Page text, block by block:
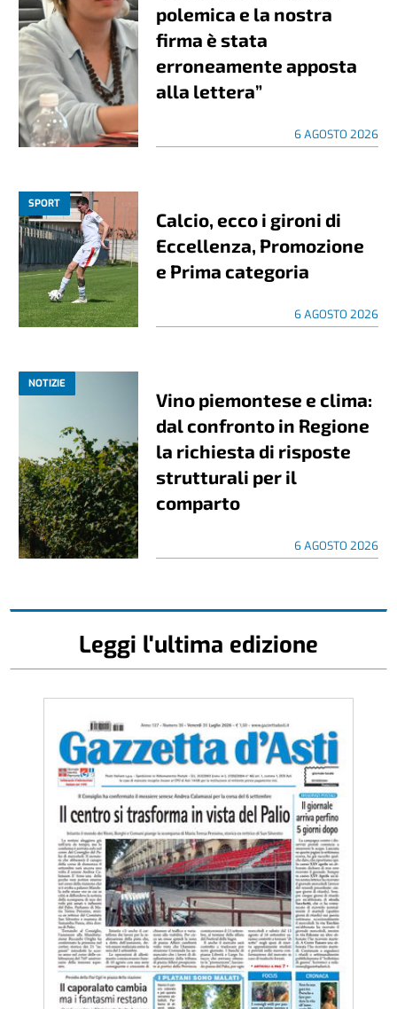
polemica e la nostra
firma è stata
erroneamente apposta
alla lettera”
6 AGOSTO 2026
SPORT
Calcio, ecco i gironi di
Eccellenza, Promozione
e Prima categoria
6 AGOSTO 2026
NOTIZIE
Vino piemontese e clima:
dal confronto in Regione
la richiesta di risposte
strutturali per il
comparto
6 AGOSTO 2026
Leggi l'ultima edizione